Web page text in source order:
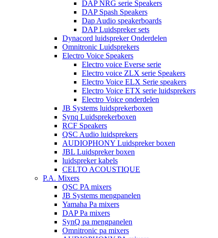
DAP NRG serie Speakers
DAP Spash Speakers
Dap Audio speakerboards
DAP Luidspreker sets
Dynacord luidspreker Onderdelen
Omnitronic Luidsprekers
Electro Voice Speakers
Electro voice Everse serie
Electro voice ZLX serie Speakers
Electro Voice ELX Serie speakers
Electro Voice ETX serie luidsprekers
Electro Voice onderdelen
JB Systems luidsprekerboxen
Synq Luidsprekerboxen
RCF Speakers
QSC Audio luidsprekers
AUDIOPHONY Luidspreker boxen
JBL Luidspreker boxen
luidspreker kabels
CELTO ACOUSTIQUE
P.A. Mixers
QSC PA mixers
JB Systems mengpanelen
Yamaha Pa mixers
DAP Pa mixers
SynQ pa mengpanelen
Omnitronic pa mixers